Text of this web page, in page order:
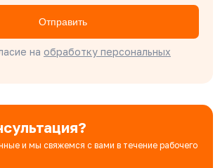
Нет 513 ₽
Евгения
отдела продаж
Отправить
на обработку персональных
и мы свяжемся с вами в течение рабочего